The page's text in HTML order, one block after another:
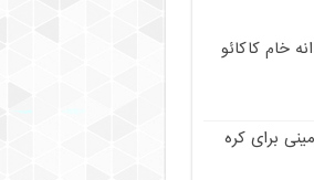
خام کاکائو
برای کره